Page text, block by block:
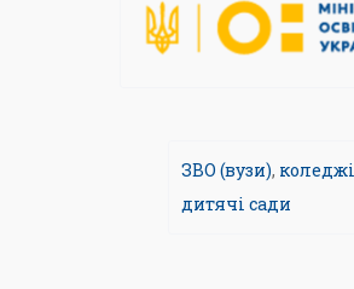
ЗВО (вузи), коледжі
дитячі сади